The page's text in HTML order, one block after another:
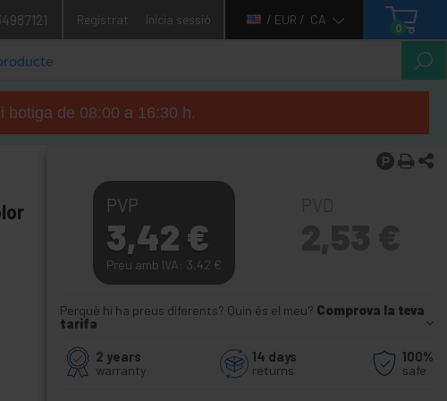
Registrat Inicia sessió / EUR / CA
0
botiga de 08:00 a 16:30 h.
PVP
3,42 €
Preu amb IVA: 3,42 €
Perquè hi ha preus diferents? Quin és el meu? Comprova la teva
tarifa
2 years
warranty
14 days
returns
100%
safe